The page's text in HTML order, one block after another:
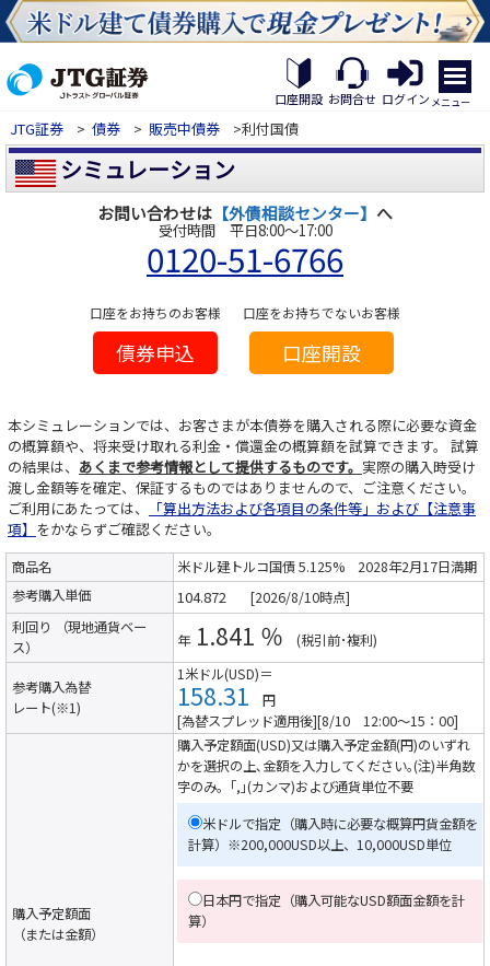
口座開設 お問合せ ログイン
繝｡
繝
九
繝
繧
メニュー
JTG証券 > 債券 > 販売中債券 >利付国債
シミュレーション
お問い合わせは 【外債相談センター】 へ
受付時間 平日8:00～17:00
0120-51-6766
口座をお持ちのお客様
債券申込
口座をお持ちでないお客様
口座開設
本シミュレーションでは、お客さまが本債券を購入される際に必要な資金
の概算額や、将来受け取れる利金・償還金の概算額を試算できます。
試算
の結果は、 あくまで参考情報として提供するものです。 実際の購入時受け
渡し金額等を確定、保証するものではありませんので、ご注意ください。
ご利用にあたっては、
「算出方法および各項目の条件等」および【注意事
項】 をかならずご確認ください。
商品名
米ドル建トルコ国債 5.125% 2028年2月17日満期
参考購入単価
[2026/8/10時点]
利回り （現地通貨ベー
ス）
年1.841 ％ (税引前･複利)
参考購入為替
レート(※1)
1米ドル(USD)＝
158.31 円
[為替スプレッド適用後][8/10 12:00～15：00]
購入予定額面
（または金額）
購入予定額面(USD)又は購入予定金額(円)のいずれ
かを選択の上､金額を入力してください｡(注)半角数
字のみ。｢,｣(カンマ)および通貨単位不要
米ドルで指定（購入時に必要な概算円貨金額を
計算） ※200,000USD以上、10,000USD単位
日本円で指定（購入可能なUSD額面金額を計
算）
×